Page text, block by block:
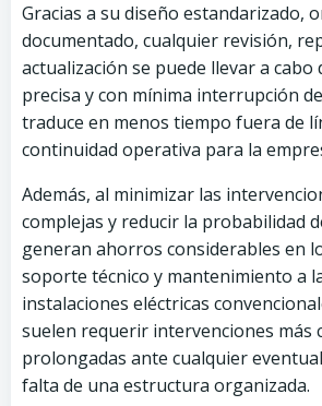
Gracias a su diseño estandarizado,
documentado, cualquier revisión,
actualización se puede llevar a cabo
precisa y con mínima interrupción
traduce en menos tiempo fuera de
continuidad operativa para la
Además, al minimizar las
complejas y reducir la probabilidad
generan ahorros considerables en
soporte técnico y mantenimiento a
instalaciones eléctricas
suelen requerir intervenciones más
prolongadas ante cualquier
falta de una estructura organizada.